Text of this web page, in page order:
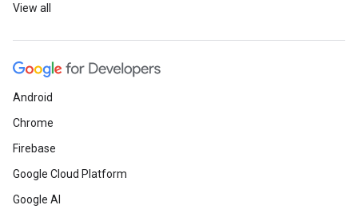
View all
Android
Chrome
Firebase
Google Cloud Platform
Google AI